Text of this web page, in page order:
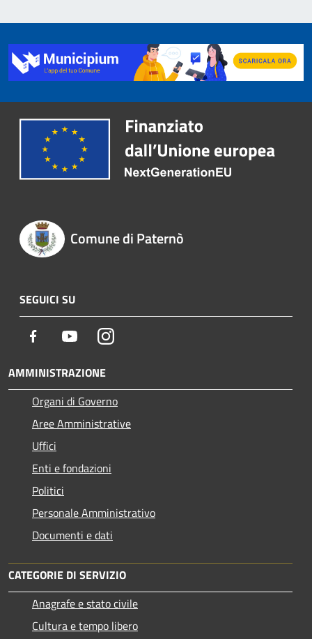
Comune di Paternò
SEGUICI SU
Facebook YoutubeInstagram
AMMINISTRAZIONE
Organi di Governo
Aree Amministrative
Uffici
Enti e fondazioni
Politici
Personale Amministrativo
Documenti e dati
CATEGORIE DI SERVIZIO
Anagrafe e stato civile
Cultura e tempo libero